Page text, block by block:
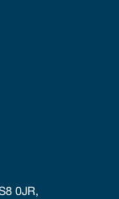
0JR,